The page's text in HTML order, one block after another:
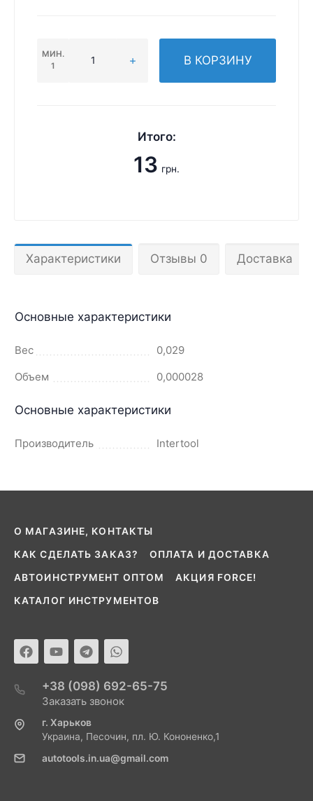
МИН.
1
В КОРЗИНУ
Итого:
13 грн.
Характеристики Отзывы 0 Доставка
Основные характеристики
Вес
0,029
Объем
0,000028
Основные характеристики
Производитель Intertool
О МАГАЗИНЕ, КОНТАКТЫ
КАК СДЕЛАТЬ ЗАКАЗ? ОПЛАТА И ДОСТАВКА
АВТОИНСТРУМЕНТ ОПТОМ АКЦИЯ FORCE!
КАТАЛОГ ИНСТРУМЕНТОВ
+38 (098) 692-65-75
Заказать звонок
г. Харьков
Украина, Песочин, пл. Ю. Кононенко,1
autotools.in.ua@gmail.com